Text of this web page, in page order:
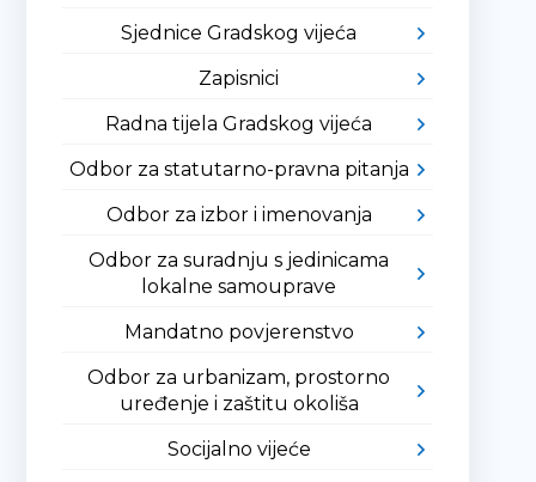
Sjednice Gradskog vijeća
Zapisnici
Radna tijela Gradskog vijeća
Odbor za statutarno-pravna pitanja
Odbor za izbor i imenovanja
Odbor za suradnju s jedinicama
lokalne samouprave
Mandatno povjerenstvo
Odbor za urbanizam, prostorno
uređenje i zaštitu okoliša
Socijalno vijeće